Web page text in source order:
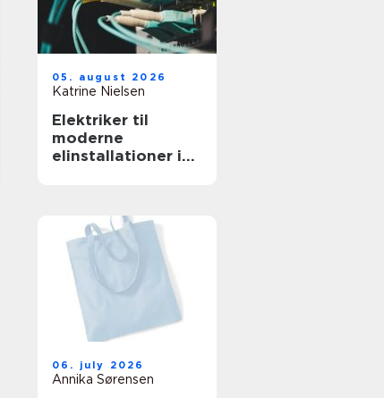
05. august 2026
Katrine Nielsen
Elektriker til
moderne
elinstallationer i
06. july 2026
Annika Sørensen